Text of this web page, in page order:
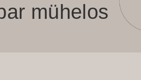
mühelos